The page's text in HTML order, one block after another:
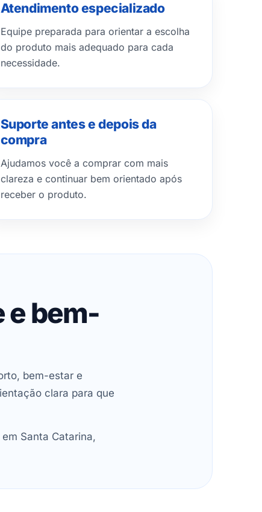
Atendimento especializado
Equipe preparada para orientar a escolha
do produto mais adequado para cada
necessidade.
Suporte antes e depois da
compra
Ajudamos você a comprar com mais
clareza e continuar bem orientado após
receber o produto.
e bem-
bem-estar e
clara para que
Santa Catarina,